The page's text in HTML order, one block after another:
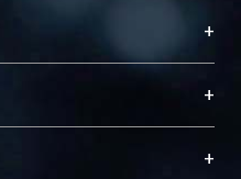
+
，為永久珍藏及向國際
學術能量，圖書館整合
（AH）不同功能平
+
+